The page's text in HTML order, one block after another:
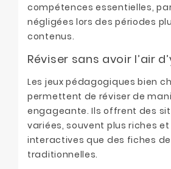
compétences essentielles,
négligées lors des périodes
contenus.
Réviser sans avoir l’air
Les jeux pédagogiques bien
permettent de réviser de
engageante. Ils offrent des
variées, souvent plus riches et
interactives que des fiches
traditionnelles.